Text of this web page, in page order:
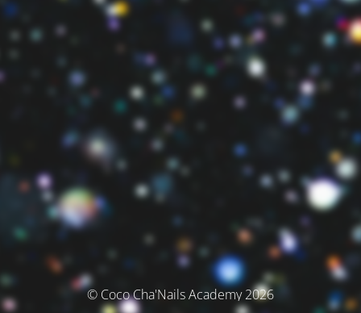
© Coco Cha'Nails Academy 2026